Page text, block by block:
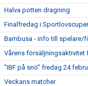
Halva potten dragning
Finalfredag i
Bambusa - info till spelare/
Vårens försäljningsaktivitet
"IBF på snö" fredag 24
Veckans matcher